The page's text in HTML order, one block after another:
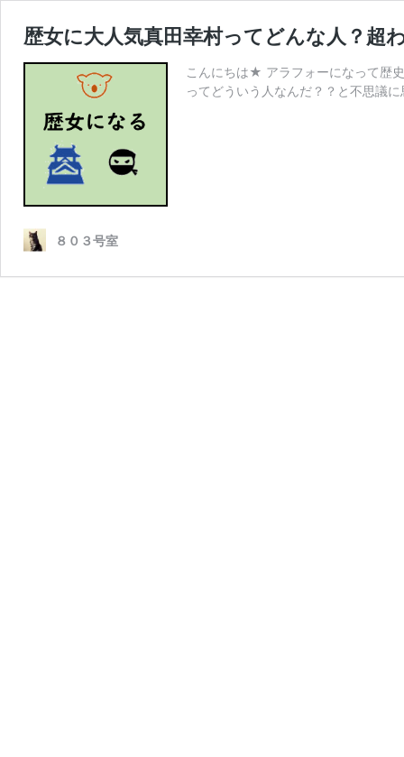
歴女に大人気真田幸村ってどんな人？
こんにちは★ アラフォーになって歴
ってどういう人なんだ？？と不思議
８０３号室